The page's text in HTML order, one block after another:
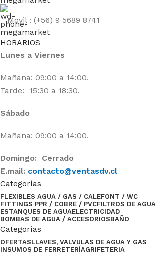
Movil : (+56) 9 5689 8741
HORARIOS
Lunes a Viernes
Mañana: 09:00 a 14:00.
Tarde: 15:30 a 18:30.
Sábado
Mañana: 09:00 a 14:00.
Domingo: Cerrado
E.mail: contacto@ventasdv.cl
Categorías
FLEXIBLES AGUA / GAS / CALEFONT / WC
FITTINGS PPR / COBRE / PVCFILTROS DE AGUA
ESTANQUES DE AGUAELECTRICIDAD
BOMBAS DE AGUA / ACCESORIOSBAÑO
Categorías
OFERTASLLAVES, VALVULAS DE AGUA Y GAS
INSUMOS DE FERRETERÍAGRIFETERIA